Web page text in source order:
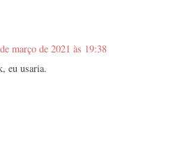
março de 2021 às 19:38
eu usaria.